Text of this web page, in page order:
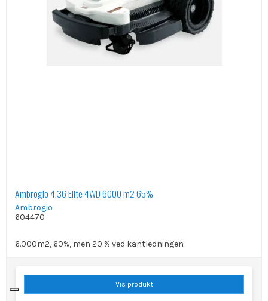
Ambrogio 4.36 Elite 4WD 6000 m2 65%
Ambrogio
604470
6.000m2, 60%, men 20 % ved kantledningen
Vis produkt